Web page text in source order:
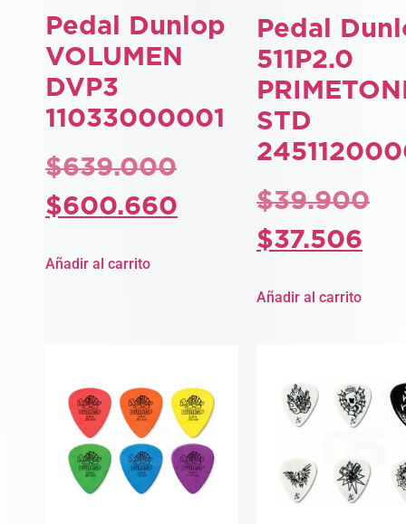
Pedal Dunlop
VOLUMEN
DVP3
11033000001
$639.000
$600.660
Añadir al carrito
Pedal
511P2.0
STD
$39.900
$37.506
Añadir al carrito